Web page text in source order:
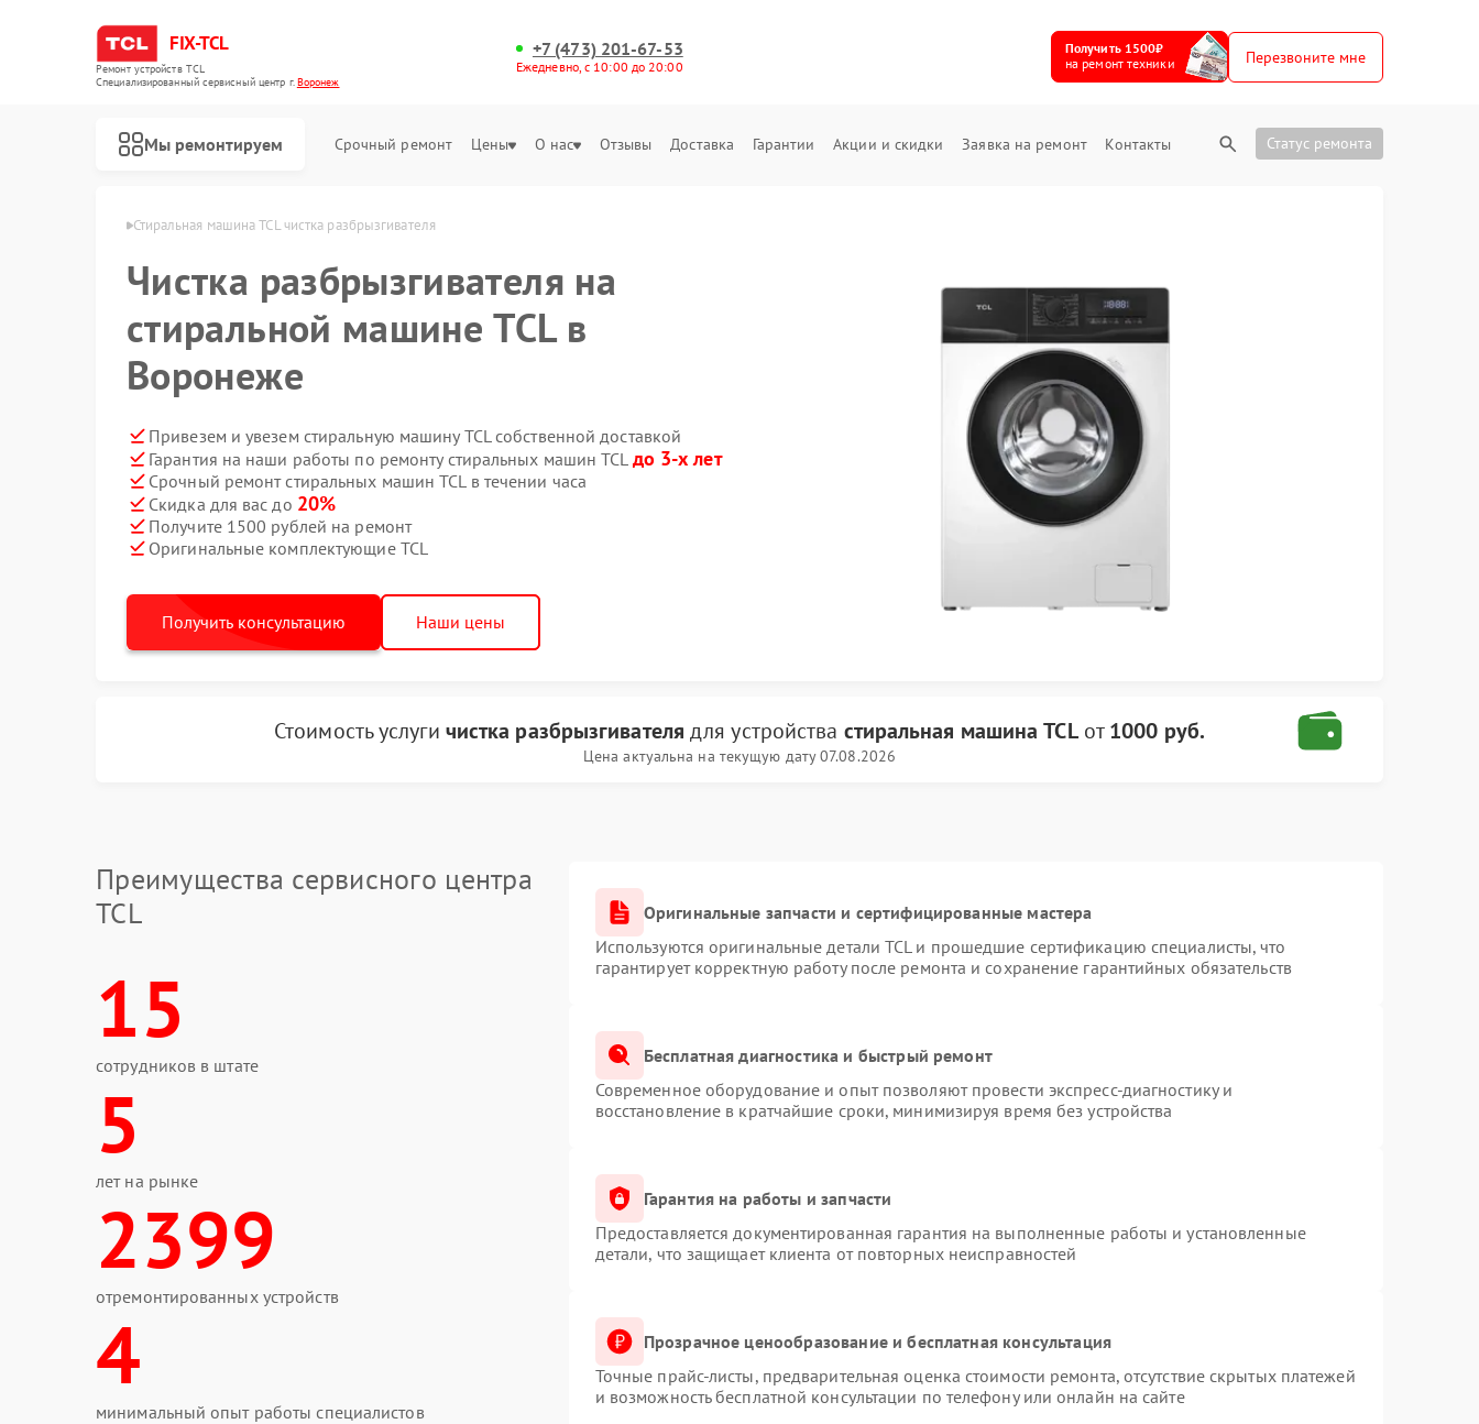
FIX-TCL
Ремонт устройств TCL
Специализированный cервисный центр г.Воронеж
+7 (473) 201-67-53
Ежедневно, с 10:00 до 20:00
Получить 1500₽
на ремонт техники
Перезвоните мне
Мы ремонтируем Срочный ремонт Цены О нас Отзывы Доставка Гарантии Акции и скидки Заявка на ремонт Контакты Статус ремонта
Стиральная машина TCL чистка разбрызгивателя
Чистка разбрызгивателя на
стиральной машине TCL в
Воронеже
Привезем и увезем стиральную машину TCL собственной доставкой
Гарантия на наши работы по ремонту стиральных машин TCL до 3-х лет
Срочный ремонт стиральных машин TCL в течении часа
Скидка для вас до 20%
Получите 1500 рублей на ремонт
Оригинальные комплектующие TCL
Получить консультацию Наши цены
Стоимость услуги чистка разбрызгивателя для устройства стиральная машина TCLот1000 руб.
Цена актуальна на текущую дату 07.08.2026
Преимущества сервисного центра
TCL
15
сотрудников в штате
5
лет на рынке
2399
отремонтированных устройств
4
минимальный опыт работы специалистов
Оригинальные запчасти и сертифицированные мастера
Используются оригинальные детали TCL и прошедшие сертификацию специалисты, что
гарантирует корректную работу после ремонта и сохранение гарантийных обязательств
Бесплатная диагностика и быстрый ремонт
Современное оборудование и опыт позволяют провести экспресс-диагностику и
восстановление в кратчайшие сроки, минимизируя время без устройства
Гарантия на работы и запчасти
Предоставляется документированная гарантия на выполненные работы и установленные
детали, что защищает клиента от повторных неисправностей
Прозрачное ценообразование и бесплатная консультация
Точные прайс-листы, предварительная оценка стоимости ремонта, отсутствие скрытых платежей
и возможность бесплатной консультации по телефону или онлайн на сайте